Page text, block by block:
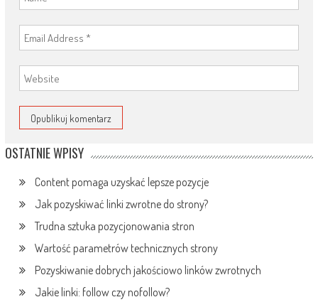
OSTATNIE WPISY
Content pomaga uzyskać lepsze pozycje
Jak pozyskiwać linki zwrotne do strony?
Trudna sztuka pozycjonowania stron
Wartość parametrów technicznych strony
Pozyskiwanie dobrych jakościowo linków zwrotnych
Jakie linki: follow czy nofollow?